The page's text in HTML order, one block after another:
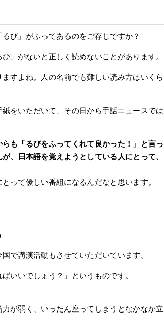
び」がふってあるのをご存じですか？
」がないと正しく読めないことがあります。
すよね。人の名前でも難しい読み方はいくら
をいただいて、その日から手話ニュースでは
も「るびをふってくれて良かった！」と言っ
、日本語を覚えようとしている人にとって、
って優しい番組になるんだなと思います。
で講演活動もさせていただいています。
いいでしょう？」というものです。
が弱く、いったん座ってしまうとなかなか立